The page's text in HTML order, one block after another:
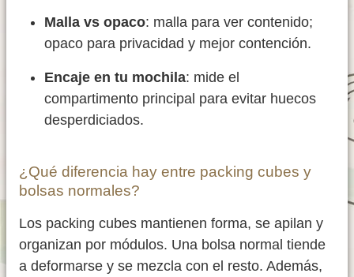
Malla vs opaco: malla para ver contenido;
opaco para privacidad y mejor contención.
Encaje en tu mochila: mide el
compartimento principal para evitar huecos
desperdiciados.
¿Qué diferencia hay entre packing cubes y
bolsas normales?
Los packing cubes mantienen forma, se apilan y
organizan por módulos. Una bolsa normal tiende
a deformarse y se mezcla con el resto. Además,